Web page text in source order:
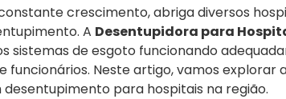
crescimento, abriga diversos
A Desentupidora para
sistemas de esgoto funcionando
funcionários. Neste artigo, vamos
para hospitais na região.